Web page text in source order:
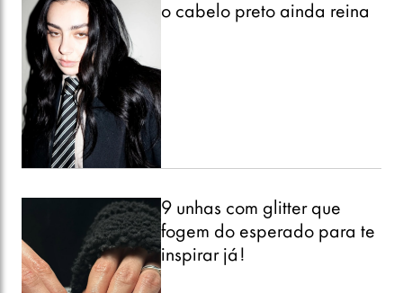
o cabelo preto ainda reina
9 unhas com glitter que
fogem do esperado para te
inspirar já!